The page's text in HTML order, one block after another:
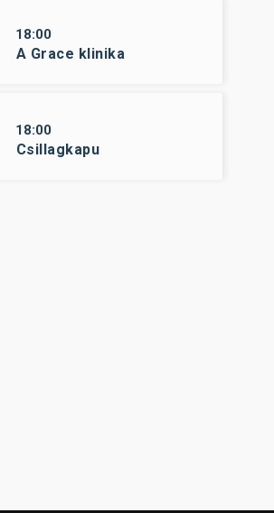
18:00
A Grace klinika
18:00
Csillagkapu